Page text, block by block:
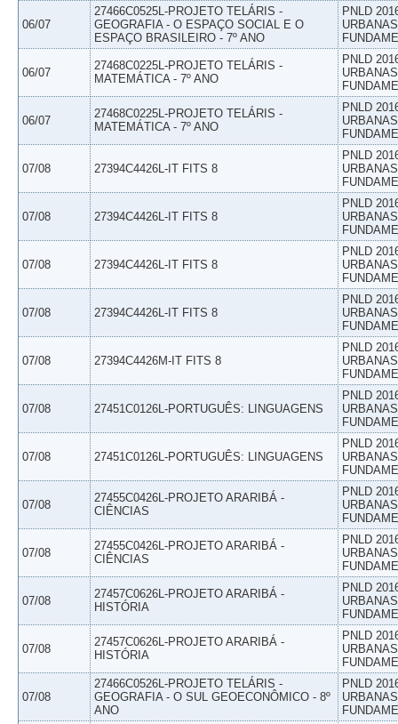
06/07
27466C0525L-PROJETO TELÁRIS -
GEOGRAFIA - O ESPAÇO SOCIAL E O
ESPAÇO BRASILEIRO - 7º ANO
PNLD
06/07
27468C0225L-PROJETO TELÁRIS -
MATEMÁTICA - 7º ANO
PNLD
06/07
27468C0225L-PROJETO TELÁRIS -
MATEMÁTICA - 7º ANO
PNLD
07/08 27394C4426L-IT FITS 8
PNLD
07/08 27394C4426L-IT FITS 8
PNLD
07/08 27394C4426L-IT FITS 8
PNLD
07/08 27394C4426L-IT FITS 8
PNLD
07/08 27394C4426M-IT FITS 8
PNLD
07/08 27451C0126L-PORTUGUÊS: LINGUAGENS
PNLD
07/08 27451C0126L-PORTUGUÊS: LINGUAGENS
PNLD
07/08
27455C0426L-PROJETO ARARIBÁ -
CIÊNCIAS
PNLD
07/08
27455C0426L-PROJETO ARARIBÁ -
CIÊNCIAS
PNLD
07/08
27457C0626L-PROJETO ARARIBÁ -
HISTÓRIA
PNLD
07/08
27457C0626L-PROJETO ARARIBÁ -
HISTÓRIA
PNLD
07/08
27466C0526L-PROJETO TELÁRIS -
GEOGRAFIA - O SUL GEOECONÔMICO - 8º
ANO
PNLD